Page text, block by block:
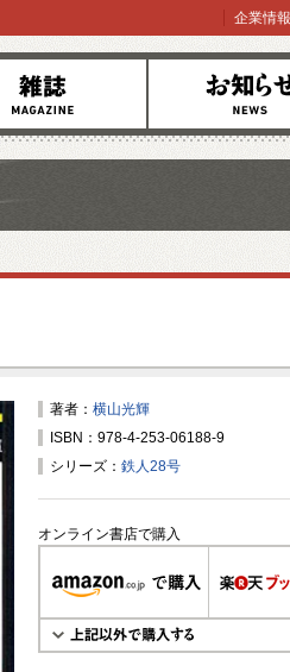
お知らせ
企業情報
著者： 横山光輝
ISBN：978-4-253-06188-9
シリーズ： 鉄人28号
オンライン書店で購入